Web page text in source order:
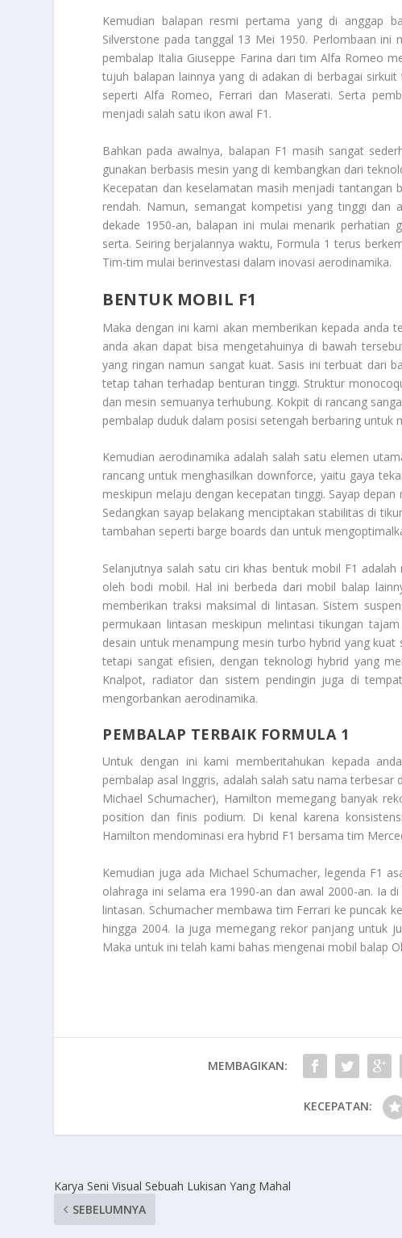
Kemudian balapan resmi pertama yang di anggap
Silverstone pada tanggal 13 Mei 1950. Perlombaan ini
pembalap Italia Giuseppe Farina dari tim Alfa Romeo
tujuh balapan lainnya yang di adakan di berbagai
seperti Alfa Romeo, Ferrari dan Maserati. Serta
menjadi salah satu ikon awal F1.
Bahkan pada awalnya, balapan F1 masih sangat
gunakan berbasis mesin yang di kembangkan dari
Kecepatan dan keselamatan masih menjadi tantangan
rendah. Namun, semangat kompetisi yang tinggi dan
dekade 1950-an, balapan ini mulai menarik perhatian
serta. Seiring berjalannya waktu, Formula 1 terus
Tim-tim mulai berinvestasi dalam inovasi aerodinamika.
BENTUK MOBIL F1
Maka dengan ini kami akan memberikan kepada anda
anda akan dapat bisa mengetahuinya di bawah
yang ringan namun sangat kuat. Sasis ini terbuat dari
tetap tahan terhadap benturan tinggi. Struktur
dan mesin semuanya terhubung. Kokpit di rancang
pembalap duduk dalam posisi setengah berbaring untuk
Kemudian aerodinamika adalah salah satu elemen
rancang untuk menghasilkan downforce, yaitu gaya
meskipun melaju dengan kecepatan tinggi. Sayap
Sedangkan sayap belakang menciptakan stabilitas di
tambahan seperti barge boards dan untuk
Selanjutnya salah satu ciri khas bentuk mobil F1
oleh bodi mobil. Hal ini berbeda dari mobil balap
memberikan traksi maksimal di lintasan. Sistem
permukaan lintasan meskipun melintasi tikungan
desain untuk menampung mesin turbo hybrid yang
tetapi sangat efisien, dengan teknologi hybrid yang
Knalpot, radiator dan sistem pendingin juga di
mengorbankan aerodinamika.
PEMBALAP TERBAIK FORMULA 1
Untuk dengan ini kami memberitahukan kepada
pembalap asal Inggris, adalah salah satu nama
Michael Schumacher), Hamilton memegang banyak
position dan finis podium. Di kenal karena
Hamilton mendominasi era hybrid F1 bersama tim
Kemudian juga ada Michael Schumacher, legenda F1
olahraga ini selama era 1990-an dan awal 2000-an. Ia
lintasan. Schumacher membawa tim Ferrari ke puncak
hingga 2004. Ia juga memegang rekor panjang untuk
Maka untuk ini telah kami bahas mengenai mobil balap
MEMBAGIKAN:
KECEPATAN:
Karya Seni Visual Sebuah Lukisan Yang Mahal
SEBELUMNYA